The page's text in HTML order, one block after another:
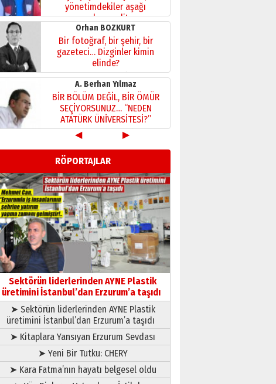
yönetimdekiler aşağı
çekmemeli!
17 Şubat 2026 SalıOrhan BOZKURT
Bir fotoğraf, bir şehir, bir
gazeteci… Dizginler kimin
elinde?
31 Mart 2026 Salı
A. Berhan Yılmaz
BİR BÖLÜM DEĞİL, BİR ÖMÜR
SEÇİYORSUNUZ… “NEDEN
ATATÜRK ÜNİVERSİTESİ?”
28 Temmuz 2026 Salı
Ahmet Gökhan YAZICI
Ahmed Yesevi’den bir
Alperen… ”Reisimiz” idi…
Hakka yürüdü.!
26 Mart 2026 Perşembe
Cem Bakırcı
Ardında bıraktığı hatıralarıyla
gönül adamı Faruk Terzioğlu!
13 Mayıs 2026 Çarşamba
Esat BİNDESEN
Başkan Sekmen’den Erzurum’a
bir vizyon proje daha!
02 Ağustos 2026 Pazar
◀ ▶
RÖPORTAJLAR
Sektörün liderlerinden AYNE Plastik
üretimini İstanbul’dan Erzurum’a taşıdı
➤ Sektörün liderlerinden AYNE Plastik
üretimini İstanbul’dan Erzurum’a taşıdı
➤ Kitaplara Yansıyan Erzurum Sevdası
➤ Yeni Bir Tutku: CHERY
➤ Kara Fatma’nın hayatı belgesel oldu